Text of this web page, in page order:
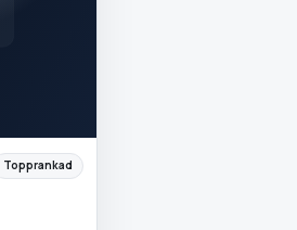
Topprankad